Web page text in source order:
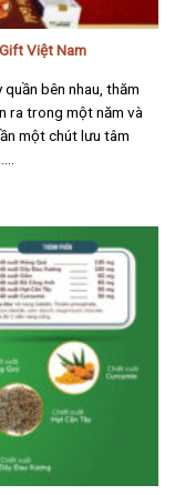
Việt Nam
bên nhau, thăm
ra trong một năm và
một chút lưu tâm